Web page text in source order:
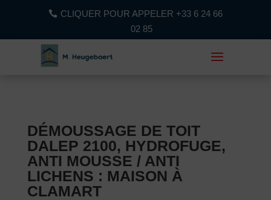
CLIQUER POUR APPELER +33 6 24 66
02 85
DÉMOUSSAGE DE TOIT
DALEP 2100, HYDROFUGE,
ANTI MOUSSE / ANTI
LICHENS : MAISON À
CLAMART